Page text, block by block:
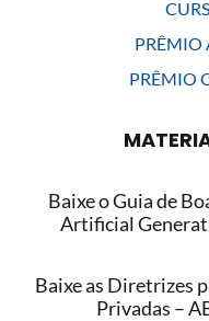
PRÊMIO
PRÊMIO
Baixe o Guia de
Artificial
Baixe as Diretrizes
Privadas –